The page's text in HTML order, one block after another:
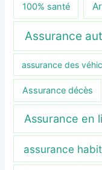
100% santé
Assurance
assurance des
Assurance décès
Assurance en
assurance